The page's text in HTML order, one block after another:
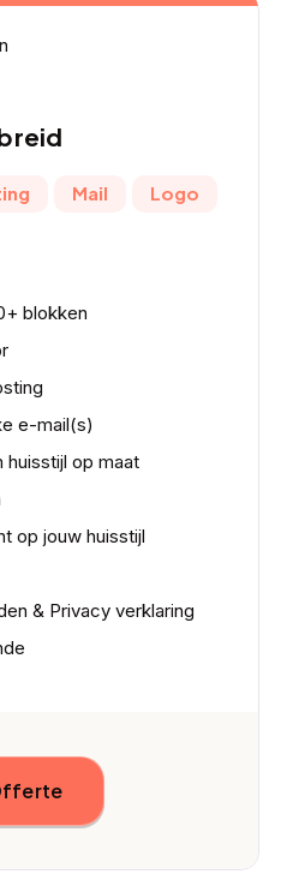
Mail Logo
blokken
e-mail(s)
huisstijl op maat
op jouw huisstijl
& Privacy verklaring